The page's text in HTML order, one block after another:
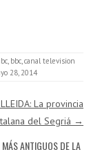
, bbc,canal television
28, 2014
LLEIDA: La provincia
del Segriá →
ANTIGUOS DE LA